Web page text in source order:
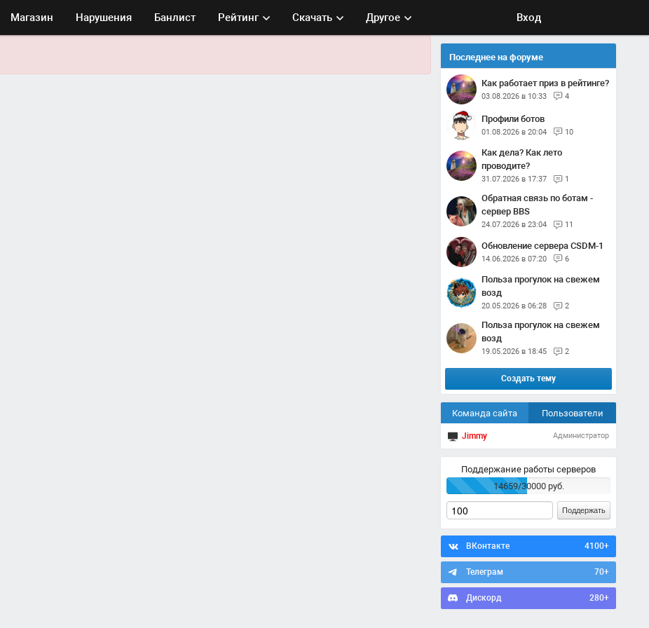
Магазин Нарушения Банлист Рейтинг Скачать Другое Вход
Последнее на форуме
Как работает приз в рейтинге?
03.08.2026 в 10:33 4
Профили ботов
01.08.2026 в 20:04 10
Как дела? Как лето
проводите?
31.07.2026 в 17:37 1
Обратная связь по ботам -
сервер BBS
24.07.2026 в 23:04 11
Обновление сервера CSDM-1
14.06.2026 в 07:20 6
Польза прогулок на свежем
возд
20.05.2026 в 06:28 2
Польза прогулок на свежем
возд
19.05.2026 в 18:45 2
Создать тему
Команда сайта Пользователи
Jimmy Администратор
Поддержание работы серверов
14659/30000 руб.
Поддержать
ВКонтакте 4100+
Телеграм 70+
Дискорд 280+